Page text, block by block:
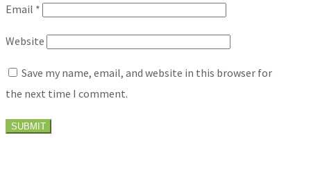
Email *
Website
Save my name, email, and website in this browser for
the next time I comment.